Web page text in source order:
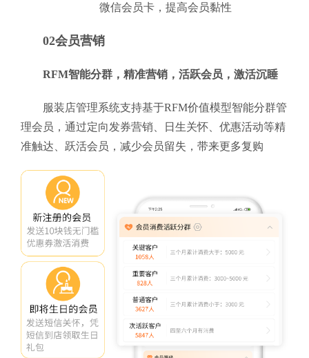
微信会员卡，提高会员黏性
02会员营销
RFM智能分群，精准营销，活跃会员，激活沉睡
服装店管理系统支持基于RFM价值模型智能分群管
理会员，通过定向发券营销、日生关怀、优惠活动等精
准触达、跃活会员，减少会员留失，带来更多复购